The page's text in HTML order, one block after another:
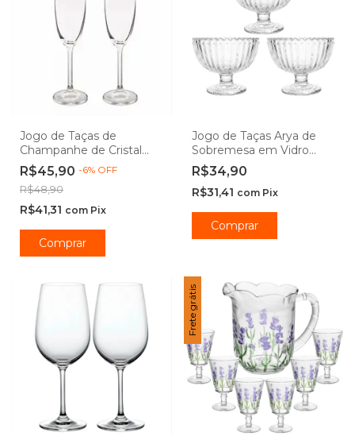
Jogo de Taças de
Champanhe de Cristal
Bohemia Gastro Colibri
R$45,90 -6% OFF
R$48,90
R$41,31 com Pix
Comprar
Jogo de Taças Arya de
Sobremesa em Vidro
200mL - Hauskraft
R$34,90
R$31,41 com Pix
Comprar
Frete grátis